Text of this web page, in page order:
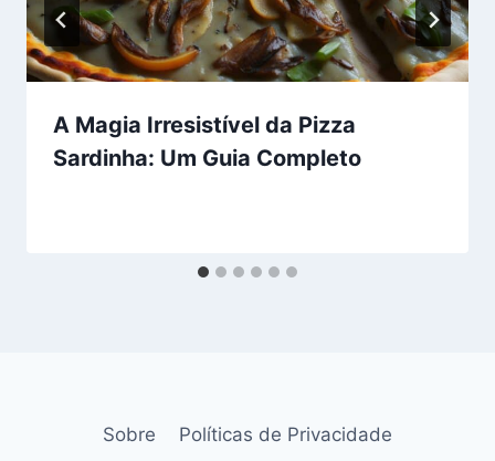
A Magia Irresistível da Pizza
Sardinha: Um Guia Completo
Sobre Políticas de Privacidade